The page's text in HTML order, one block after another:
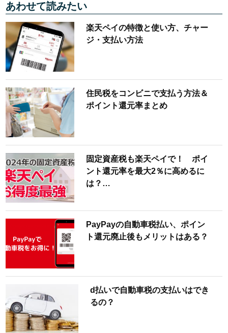
あわせて読みたい
楽天ペイの特徴と使い方、チャー
ジ・支払い方法
住民税をコンビニで支払う方法＆
ポイント還元率まとめ
固定資産税も楽天ペイで！ ポイ
ント還元率を最大2％に高めるに
は？…
PayPayの自動車税払い、ポイン
ト還元廃止後もメリットはある？
d払いで自動車税の支払いはでき
るの？